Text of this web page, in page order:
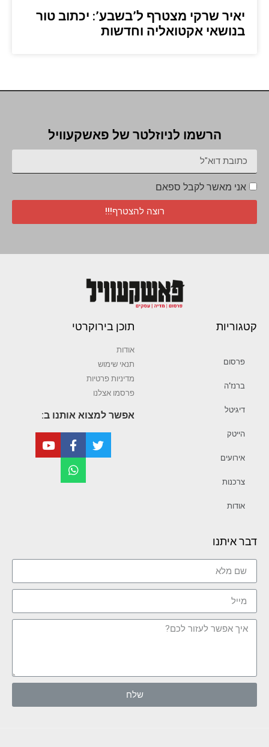
יאיר שרקי מצטרף ל’בשבע’: יכתוב טור
בנושאי אקטואליה וחדשות
הרשמו לניוזלטר של פאשקעוויל
אני מאשר לקבל ספאם
רוצה להצטרף!!!
קטגוריות
פרסום
ברנז’ה
דיגיטל
הייטק
אירועים
צרכנות
אודות
תוכן בירוקרטי
אודות
תנאי שימוש
מדיניות פרטיות
פרסמו אצלנו
אפשר למצוא אותנו ב:
דבר איתנו
שלח